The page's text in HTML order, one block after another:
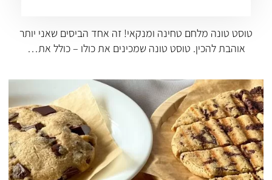
טוסט טונה מלחם טחינה ומנקאי! זה אחד הביסים שאני יותר
אוהבת להכין. טוסט טונה שמכינים את כולו – כולל את…